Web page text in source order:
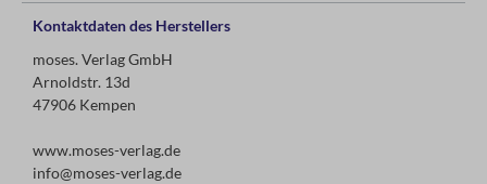
Kontaktdaten des Herstellers
moses. Verlag GmbH
Arnoldstr. 13d
47906 Kempen
www.moses-verlag.de
info@moses-verlag.de